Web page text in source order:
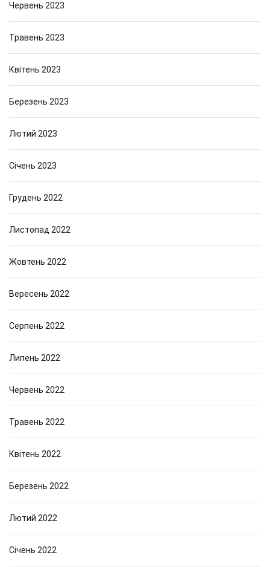
Червень 2023
Травень 2023
Квітень 2023
Березень 2023
Лютий 2023
Січень 2023
Грудень 2022
Листопад 2022
Жовтень 2022
Вересень 2022
Серпень 2022
Липень 2022
Червень 2022
Травень 2022
Квітень 2022
Березень 2022
Лютий 2022
Січень 2022